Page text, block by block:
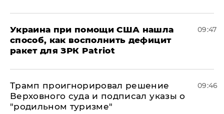
Украина при помощи США нашла
способ, как восполнить дефицит
ракет для ЗРК Patriot
09:47
Трамп проигнорировал решение
Верховного суда и подписал указы о
"родильном туризме"
09:46